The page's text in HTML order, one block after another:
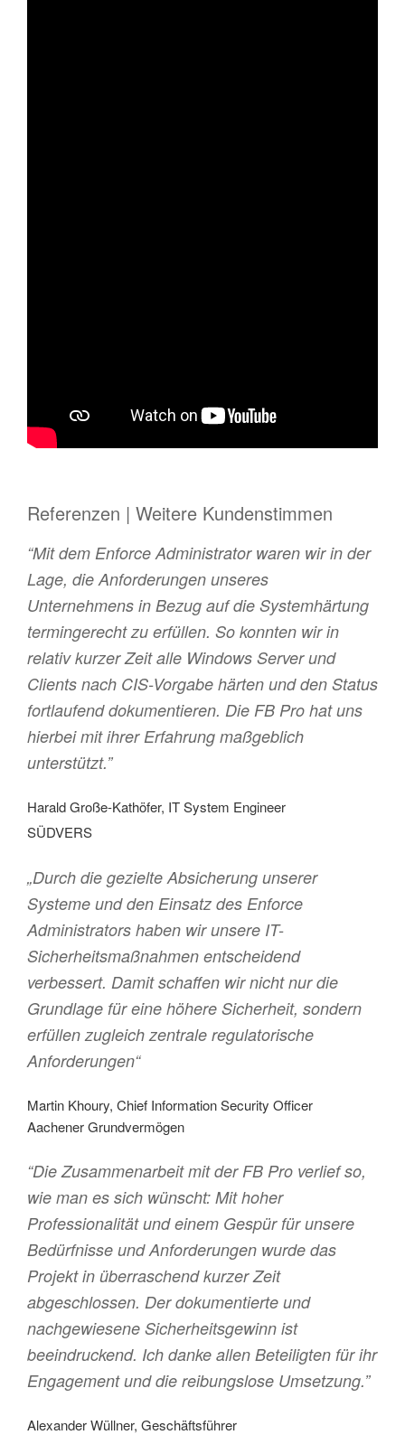
Referenzen | Weitere Kundenstimmen
“Mit dem Enforce Administrator waren wir in der
Lage, die Anforderungen unseres
Unternehmens in Bezug auf die Systemhärtung
termingerecht zu erfüllen. So konnten wir in
relativ kurzer Zeit alle Windows Server und
Clients nach CIS-Vorgabe härten und den Status
fortlaufend dokumentieren. Die FB Pro hat uns
hierbei mit ihrer Erfahrung maßgeblich
unterstützt.”
Harald Große-Kathöfer, IT System Engineer
SÜDVERS
„Durch die gezielte Absicherung unserer
Systeme und den Einsatz des Enforce
Administrators haben wir unsere IT-
Sicherheitsmaßnahmen entscheidend
verbessert. Damit schaffen wir nicht nur die
Grundlage für eine höhere Sicherheit, sondern
erfüllen zugleich zentrale regulatorische
Anforderungen“
Martin Khoury, Chief Information Security Officer
Aachener Grundvermögen
“Die Zusammenarbeit mit der FB Pro verlief so,
wie man es sich wünscht: Mit hoher
Professionalität und einem Gespür für unsere
Bedürfnisse und Anforderungen wurde das
Projekt in überraschend kurzer Zeit
abgeschlossen. Der dokumentierte und
nachgewiesene Sicherheitsgewinn ist
beeindruckend. Ich danke allen Beteiligten für ihr
Engagement und die reibungslose Umsetzung.”
Alexander Wüllner, Geschäftsführer